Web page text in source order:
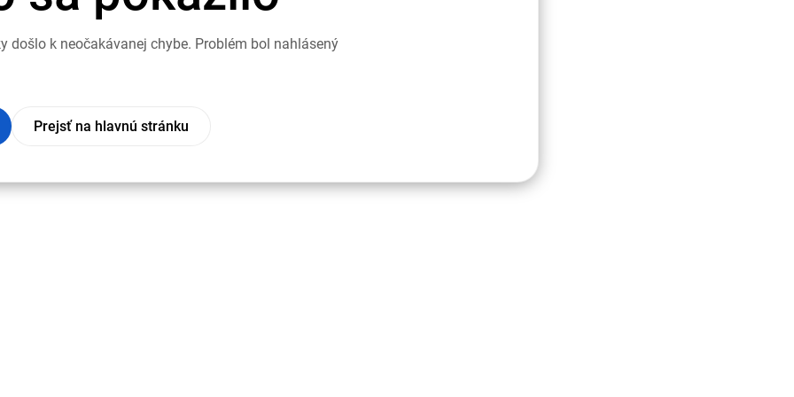
došlo k neočakávanej chybe. Problém bol nahlásený
Prejsť na hlavnú stránku